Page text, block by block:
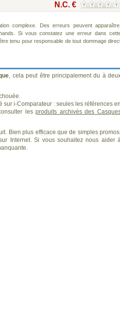
N.C. €
complexe. Des erreurs peuvent apparaître,
Si vous constatez une erreur dans
tenu pour responsable de tout dommage
, cela peut être principalement du à
i-Comparateur : seules les références en
lesproduits archivés des
Bien plus efficace que de simples
Internet. Si vous souhaitez nous aider